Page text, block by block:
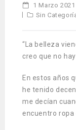
1 Marzo 2021
Sin
“La belleza
creo que no
En estos años
he tenido
me decían
encuentro ropa